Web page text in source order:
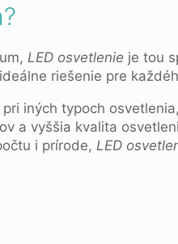
LED osvetlenie je tou
riešenie pre
iných typoch
a vyššia kvalita
i prírode, LED